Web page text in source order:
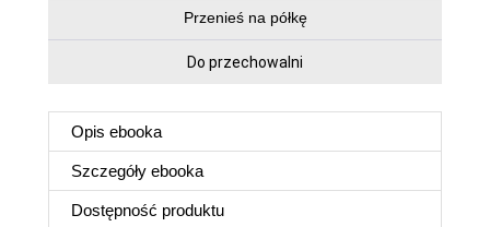
Przenieś na półkę
Do przechowalni
Opis ebooka
Szczegóły ebooka
Dostępność produktu